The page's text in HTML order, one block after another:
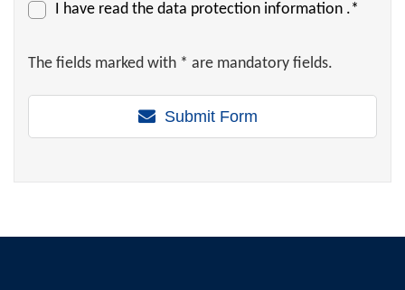
I have read the data protection information .*
The fields marked with * are mandatory fields.
Submit Form